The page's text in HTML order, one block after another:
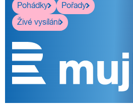
Pohádky
Pořady
Živé vysílání